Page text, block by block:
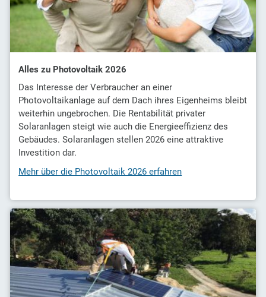
Alles zu Photovoltaik 2026
Das Interesse der Verbraucher an einer
Photovoltaikanlage auf dem Dach ihres Eigenheims bleibt
weiterhin ungebrochen. Die Rentabilität privater
Solaranlagen steigt wie auch die Energieeffizienz des
Gebäudes. Solaranlagen stellen 2026 eine attraktive
Investition dar.
Mehr über die Photovoltaik 2026 erfahren